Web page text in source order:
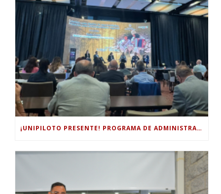
¡UNIPILOTO PRESENTE! PROGRAMA DE ADMINISTRACIÓN TURÍSTICA Y HOTELERA PARTICIPÓ EN EL FORO INTERNACIONAL DE TURISMO “COLOMBIA, UN MUNDO MÁGICO POR EXPLORAR”